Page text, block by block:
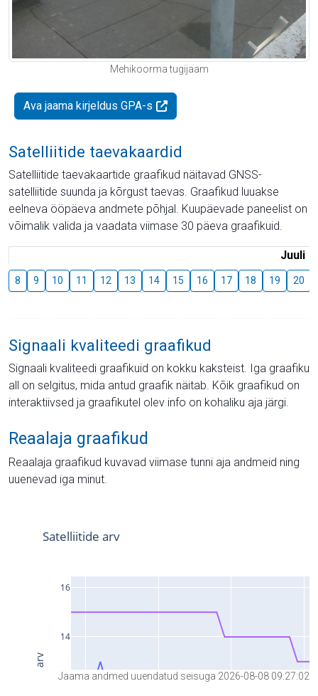
Mehikoorma tugijaam
Ava jaama kirjeldus GPA-s
Satelliitide taevakaardid
Satelliitide taevakaartide graafikud näitavad GNSS-
satelliitide suunda ja kõrgust taevas. Graafikud luuakse
eelneva ööpäeva andmete põhjal. Kuupäevade paneelist on
võimalik valida ja vaadata viimase 30 päeva graafikuid.
Juuli
8 9 10 11 12 13 14 15 16 17 18 19 20
Signaali kvaliteedi graafikud
Signaali kvaliteedi graafikuid on kokku kaksteist. Iga graafiku
all on selgitus, mida antud graafik näitab. Kõik graafikud on
interaktiivsed ja graafikutel olev info on kohaliku aja järgi.
Reaalaja graafikud
Reaalaja graafikud kuvavad viimase tunni aja andmeid ning
uuenevad iga minut.
Jaama andmed uuendatud seisuga 2026-08-08 09:27:02